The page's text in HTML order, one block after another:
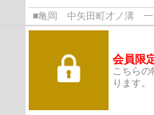
■亀岡 中矢田町才ノ溝 一
会員限
こちら
ります。